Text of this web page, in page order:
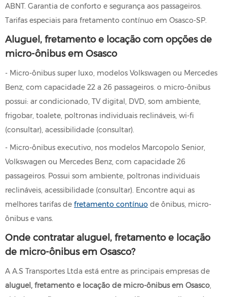
ABNT. Garantia de conforto e segurança aos passageiros.
Tarifas especiais para fretamento contínuo em Osasco-SP.
Aluguel, fretamento e locação com opções de
micro-ônibus em Osasco
- Micro-ônibus super luxo, modelos Volkswagen ou Mercedes
Benz, com capacidade 22 a 26 passageiros. o micro-ônibus
possui: ar condicionado, TV digital, DVD, som ambiente,
frigobar, toalete, poltronas individuais reclináveis, wi-fi
(consultar), acessibilidade (consultar).
- Micro-ônibus executivo, nos modelos Marcopolo Senior,
Volkswagen ou Mercedes Benz, com capacidade 26
passageiros. Possui som ambiente, poltronas individuais
reclináveis, acessibilidade (consultar). Encontre aqui as
melhores tarifas de fretamento contínuo de ônibus, micro-
ônibus e vans.
Onde contratar aluguel, fretamento e locação
de micro-ônibus em Osasco?
A A.S Transportes Ltda está entre as principais empresas de
aluguel, fretamento e locação de micro-ônibus em Osasco